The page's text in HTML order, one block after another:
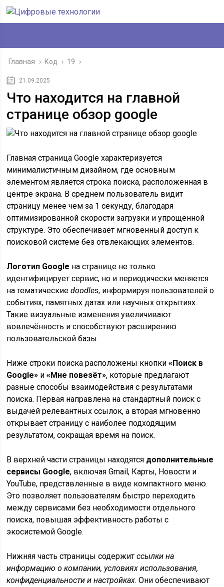
Главная › Код › 19 ›
21.09.2025
Что находится на главной
странице обзор google
Главная страница Google характеризуется
минималистичным дизайном, где основным
элементом является строка поиска, расположенная в
центре экрана. В среднем пользователь видит
страницу менее чем за 1 секунду, благодаря
оптимизированной скорости загрузки и упрощённой
структуре. Это обеспечивает мгновенный доступ к
поисковой системе без отвлекающих элементов.
Логотип Google на странице не только
идентифицирует сервис, но и периодически меняется
на тематическиеdoodles, информируя пользователей о
событиях, памятных датах или научных открытиях.
Такие визуальные изменения увеличивают
вовлечённость и способствуют расширению
пользовательской базы.
Ниже строки поиска расположены кнопки«Поиск в
Google» и«Мне повезёт», которые предлагают
разные способы взаимодействия с результатами
поиска. Первая направлена на стандартный поиск с
выдачей релевантных ссылок, а вторая мгновенно
открывает страницу с наиболее подходящим
результатом, сокращая время на поиск.
В верхней части страницы находятся дополнительные
сервисы Google, включая Gmail, Карты, Новости и
YouTube, представленные в виде компактного меню.
Это позволяет пользователям быстро переходить
между сервисами без необходимости отдельного
поиска, повышая эффективность работы с
экосистемой Google.
Нижняя часть страницы содержитссылки на
информацию о компании, условиях использования,
конфиденциальности и настройках. Они обеспечивают